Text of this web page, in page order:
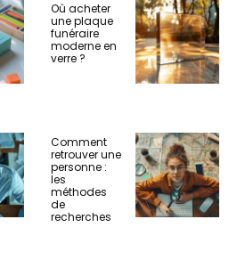
Où acheter
une plaque
funéraire
moderne en
verre ?
Comment
retrouver une
personne :
les
méthodes
de
recherches